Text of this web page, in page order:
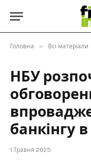
Головна » Всі матеріали
НБУ
банкінгу в
1 Травня 2025